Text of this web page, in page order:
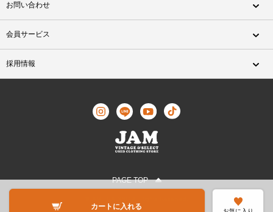
カートに入れる
お問い合わせ
会員サービス
採用情報
PAGE TOP